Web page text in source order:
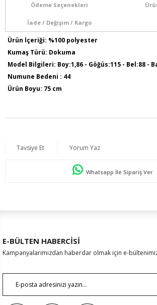
Ödeme Seçenekleri
İade / Değişim / Kargo
Ürün İçeriği: %100 polyester
Kumaş Türü: Dokuma
Model Bilgileri: Boy:1,86 - Göğüs:115 - Bel:88 -
Numune Bedeni : 44
Ürün Boyu: 75 cm
Tavsiye Et Yorum Yaz
Whatsapp İle Sipariş Ver
E-BÜLTEN HABERCİSİ
Kampanyalarımızdan haberdar olmak için e-